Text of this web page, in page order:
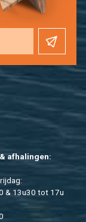
af­ha­lin­gen:
& 13u30 tot 17u